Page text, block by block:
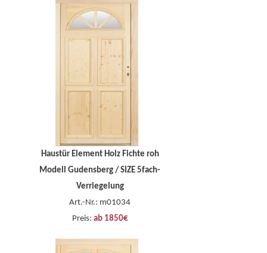
Haustür Element Holz Fichte roh
Modell Gudensberg / SIZE 5fach-
Verriegelung
Art.-Nr.: m01034
Preis: ab 1850€